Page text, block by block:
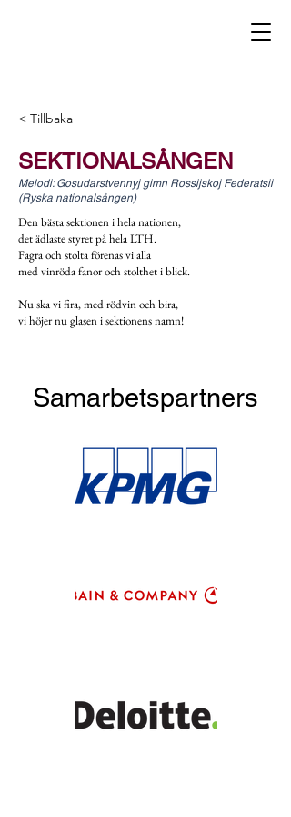
< Tillbaka
SEKTIONALSÅNGEN
Melodi: Gosudarstvennyj gimn Rossijskoj Federatsii
(Ryska nationalsången)
Den bästa sektionen i hela nationen,
det ädlaste styret på hela LTH.
Fagra och stolta förenas vi alla
med vinröda fanor och stolthet i blick.
Nu ska vi fira, med rödvin och bira,
vi höjer nu glasen i sektionens namn!
Samarbetspartners